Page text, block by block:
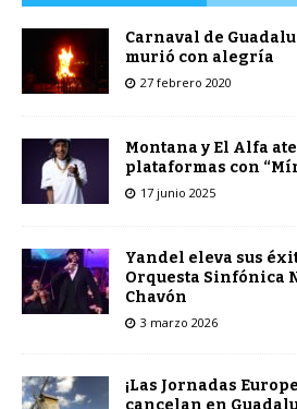
Carnaval de
murió con alegría
27 febrero 2020
Montana y El Alfa
plataformas con
17 junio 2025
Yandel eleva sus
Orquesta Sinfónica
Chavón
3 marzo 2026
¡Las Jornadas